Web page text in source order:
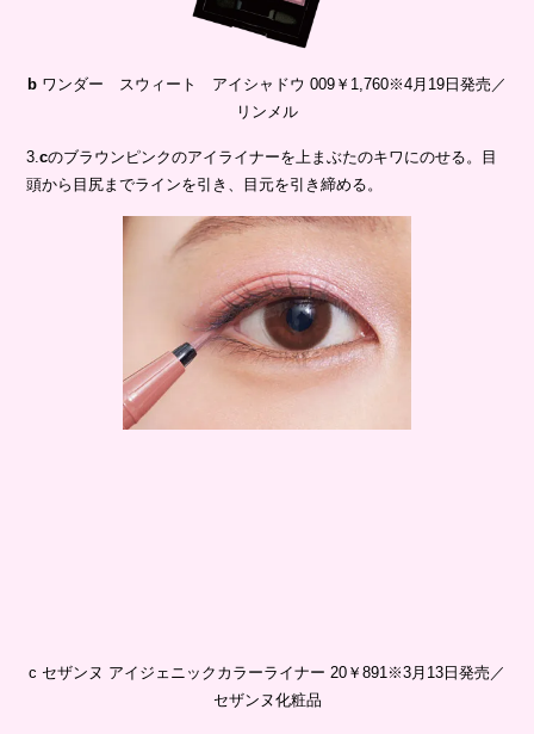
b ワンダー スウィート アイシャドウ 009￥1,760※4月19日発売／
リンメル
3.cのブラウンピンクのアイライナーを上まぶたのキワにのせる。目
頭から目尻までラインを引き、目元を引き締める。
c セザンヌ アイジェニックカラーライナー 20￥891※3月13日発売／
セザンヌ化粧品